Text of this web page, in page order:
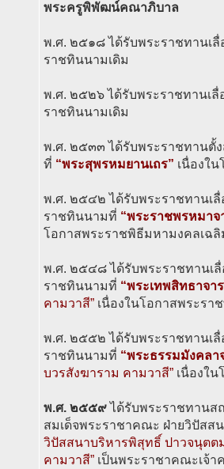
พระครูพิพัฒน์คณาภิบาล
พ.ศ. ๒๕๑๘ ได้รับพระราชทานเ
ราชทินนามเดิม
พ.ศ. ๒๕๒๖ ได้รับพระราชทานเ
ราชทินนามเดิม
พ.ศ. ๒๕๓๓ ได้รับพระราชทานตั้
ที่ “พระสุพรหมยานเถร” เนื่องใ
พ.ศ. ๒๕๔๒ ได้รับพระราชทานเ
ราชทินนามที่ “พระราชพรหมาจ
โอกาสพระราชพิธีมหามงคลเฉ
พ.ศ. ๒๕๔๘ ได้รับพระราชทานเ
ราชทินนามที่ “พระเทพสิทธาจา
คามวาสี” เนื่องในโอกาสพระร
พ.ศ. ๒๕๕๒ ได้รับพระราชทานเ
ราชทินนามที่ “พระธรรมมังคลา
บวรสังฆาราม คามวาสี” เนื่องใ
พ.ศ. ๒๕๕๙ได้รับพระราชทาน
สมเด็จพระราชาคณะ ฝ่ายวิปัส
วิปัสสนาบริหารพิสุทธิ์ ปาวจนุต
คามวาสี” เป็นพระราชาคณะเจ้